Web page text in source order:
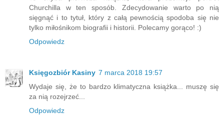
Churchilla w ten sposób. Zdecydowanie warto po nią
sięgnąć i to tytuł, który z całą pewnością spodoba się nie
tylko miłośnikom biografii i historii. Polecamy gorąco! :)
Odpowiedz
Księgozbiór Kasiny 7 marca 2018 19:57
Wydaje się, że to bardzo klimatyczna książka... muszę się
za nią rozejrzeć...
Odpowiedz